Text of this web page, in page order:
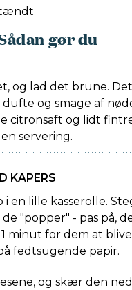
gør du
og lad det brune.
og smage af
citronsaft og lidt
servering.
KAPERS
i en lille kasserolle.
"popper" - pas på,
minut for dem at
fedtsugende papir.
og skær den